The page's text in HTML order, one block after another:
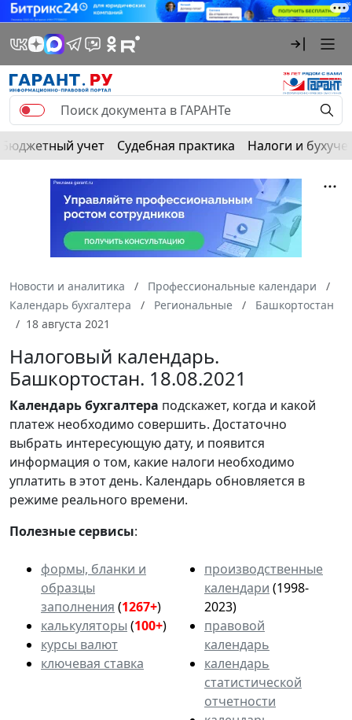
Бюджетный учет Судебная практика Налоги и
Новости и аналитика
Профессиональные календари
Календарь бухгалтера
Региональные
Башкортостан
18 августа 2021
Налоговый календарь.
Башкортостан. 18.08.2021
Календарьбухгалтера подскажет, когда и какой
платеж необходимо совершить. Достаточно
выбрать интересующую дату, и появится
информация о том, какие налоги необходимо
уплатить в этот день. Календарь обновляется в
режиме реального времени.
Полезные сервисы:
формы, бланки и
образцы
заполнения (1267+)
калькуляторы (100+)
курсы валют
ключевая ставка
производственные
календари (1998-
2023)
правовой
календарь
календарь
статистической
отчетности